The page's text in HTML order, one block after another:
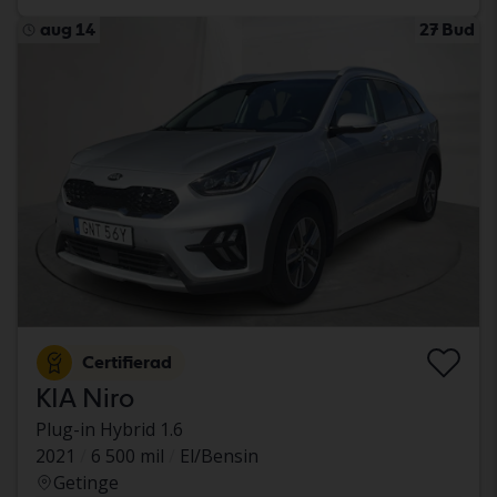
aug 14 27 Bud
Certifierad
KIA Niro
Plug-in Hybrid 1.6
2021
6 500 mil
El/Bensin
Getinge